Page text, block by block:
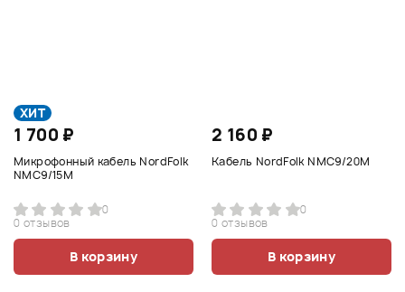
ХИТ
1 700 ₽
Микрофонный кабель NordFolk
NMC9/15M
0
0 отзывов
В корзину
2 160 ₽
Кабель NordFolk NMC9/20M
0
0 отзывов
В корзину